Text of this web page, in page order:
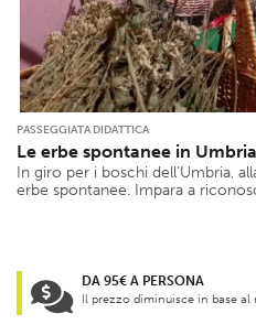
PASSEGGIATA DIDATTICA
Le erbe spontanee in
In giro per i boschi dell’Umbria,
erbe spontanee. Impara a
DA 95€ A PERSONA
Il prezzo diminuisce in base al